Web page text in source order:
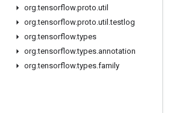
org.tensorflow.proto.util
org.tensorflow.proto.util .testlog
org.tensorflow.types
org.tensorflow.types.annotation
org.tensorflow.types.family